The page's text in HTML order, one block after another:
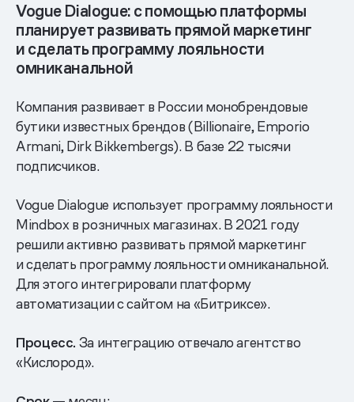
Vogue Dialogue: с помощью платформы
планирует развивать прямой маркетинг
и сделать программу лояльности
омниканальной
Компания развивает в России монобрендовые
бутики известных брендов (Billionaire, Emporio
Armani, Dirk Bikkembergs). В базе 22 тысячи
подписчиков.
Vogue Dialogue использует программу лояльности
Mindbox в розничных магазинах. В 2021 году
решили активно развивать прямой маркетинг
и сделать программу лояльности омниканальной.
Для этого интегрировали платформу
автоматизации с сайтом на «Битриксе».
Процесс. За интеграцию отвечало агентство
«Кислород».